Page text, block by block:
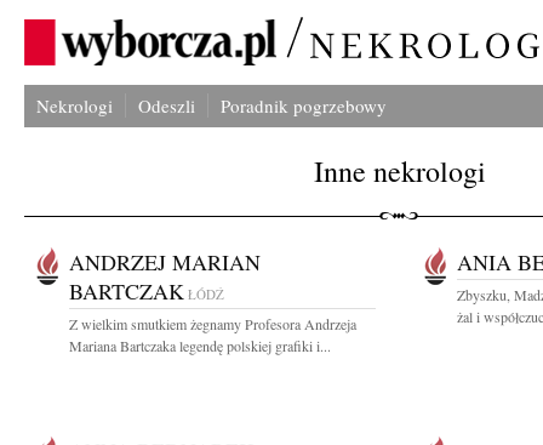
Nekrologi Odeszli Poradnik pogrzebowy
Inne nekrologi
ANDRZEJ MARIAN
BARTCZAK ŁÓDŹ
Z wielkim smutkiem żegnamy Profesora Andrzeja
Mariana Bartczaka legendę polskiej grafiki i...
ANIA
Zbyszku,
żal i